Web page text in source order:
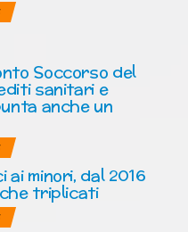
Soccorso del
sanitari e
anche un
ai minori, dal 2016
triplicati